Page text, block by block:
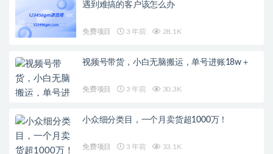
遇到难搞的客户该怎么办
免费项目 3 年前 28.1K
视频号带货，小白无脑搬运，单号进账18w＋
免费项目 3 年前 30.3K
小众细分类目，一个月卖货超1000万！
免费项目 3 年前 33.1K